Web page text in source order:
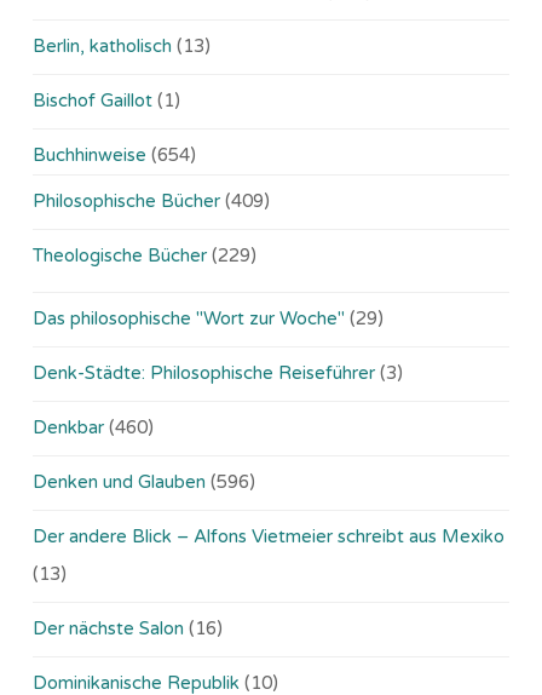
Berlin, katholisch (13)
Bischof Gaillot (1)
Buchhinweise (654)
Philosophische Bücher (409)
Theologische Bücher (229)
Das philosophische "Wort zur Woche" (29)
Denk-Städte: Philosophische Reiseführer (3)
Denkbar (460)
Denken und Glauben (596)
Der andere Blick – Alfons Vietmeier schreibt aus Mexiko
(13)
Der nächste Salon (16)
Dominikanische Republik (10)